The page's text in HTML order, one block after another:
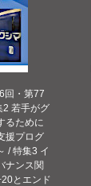
回・第77
2 若手がグ
るために
援プログ
/ 特集3 イ
ナンス関
とエンド